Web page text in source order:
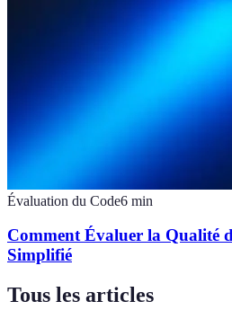
Évaluation du Code6 min
Comment Évaluer la Qualité
Simplifié
Tous les articles